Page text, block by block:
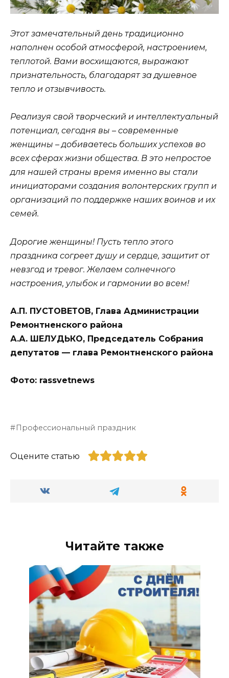
Этот замечательный день традиционно
наполнен особой атмосферой, настроением,
теплотой. Вами восхищаются, выражают
признательность, благодарят за душевное
тепло и отзывчивость.
Реализуя свой творческий и интеллектуальный
потенциал, сегодня вы – современные
женщины – добиваетесь больших успехов во
всех сферах жизни общества. В это непростое
для нашей страны время именно вы стали
инициаторами создания волонтерских групп и
организаций по поддержке наших воинов и их
семей.
Дорогие женщины! Пусть тепло этого
праздника согреет душу и сердце, защитит от
невзгод и тревог. Желаем солнечного
настроения, улыбок и гармонии во всем!
А.П. ПУСТОВЕТОВ, Глава Администрации
Ремонтненского района
А.А. ШЕЛУДЬКО, Председатель Собрания
депутатов — глава Ремонтненского района
Фото: rassvetnews
Профессиональный праздник
Оцените статью
Читайте также